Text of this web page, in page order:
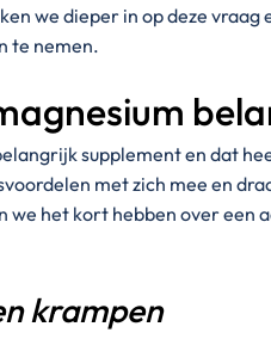
we dieper in op deze
te nemen.
supplement en dat
met zich mee en
we het kort hebben over een
krampen